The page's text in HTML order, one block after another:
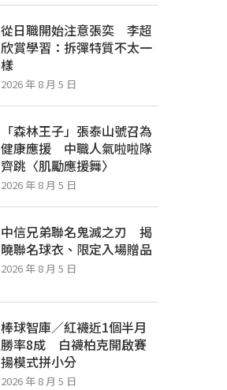
從日職開始注意張奕 李超
欣賞學習：拆彈特質不太一
樣
2026 年 8 月 5 日
「森林王子」張泰山號召為
健康應援 中職人氣啦啦隊
齊跳〈肌勵應援舞〉
2026 年 8 月 5 日
中信兄弟聯名鬼滅之刃 揭
曉聯名球衣、限定入場贈品
2026 年 8 月 5 日
棒球智庫／紅襪近1個半月
勝率8成 白襪柏克開啟賽
揚模式拼小分
2026 年 8 月 5 日